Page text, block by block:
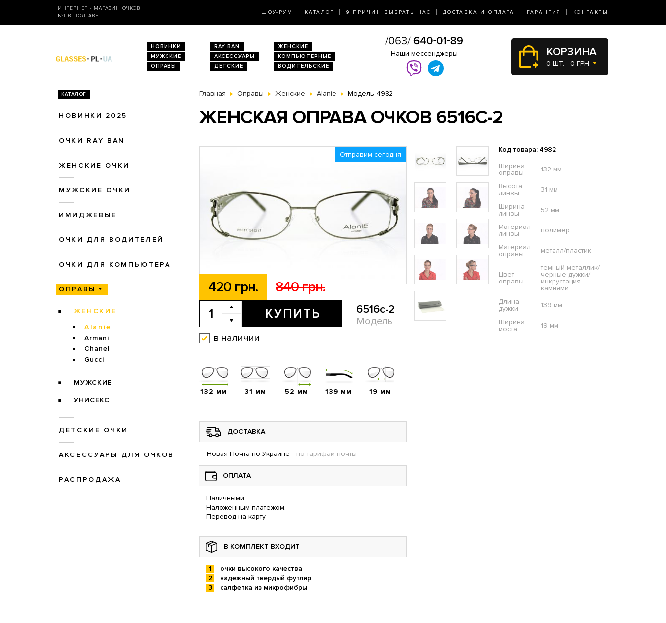
ИНТЕРНЕТ - МАГАЗИН ОЧКОВ
№1 В ПОЛТАВЕ
ШОУ-РУМ КАТАЛОГ 9 ПРИЧИН ВЫБРАТЬ НАС ДОСТАВКА И ОПЛАТА ГАРАНТИЯ КОНТАКТЫ
НОВИНКИ RAY BAN
ЖЕНСКИЕ
МУЖСКИЕ
АКСЕССУАРЫ
КОМПЬЮТЕРНЫЕ
ОПРАВЫ
ДЕТСКИЕ ВОДИТЕЛЬСКИЕ
Наши мессенджеры КОРЗИНА
0 ШТ. - 0 ГРН.
КАТАЛОГ
НОВИНКИ 2025
ОЧКИ RAY BAN
ЖЕНСКИЕ ОЧКИ
МУЖСКИЕ ОЧКИ
ИМИДЖЕВЫЕ
ОЧКИ ДЛЯ ВОДИТЕЛЕЙ
ОЧКИ ДЛЯ КОМПЬЮТЕРА
ОПРАВЫ
ЖЕНСКИЕ
Alanie
Armani
Chanel
Gucci
МУЖСКИЕ
УНИСЕКС
ДЕТСКИЕ ОЧКИ
АКСЕССУАРЫ ДЛЯ ОЧКОВ
РАСПРОДАЖА
Главная Оправы Женские Alanie Модель 4982
ЖЕНСКАЯ ОПРАВА ОЧКОВ 6516C-2
Отправим сегодня
420 грн. 840 грн.
КУПИТЬ 6516c-2
Модель
в наличии
Код товара: 4982
Ширина
оправы
132 мм
Высота
линзы
31 мм
Ширина
линзы
52 мм
Материал
линзы
полимер
Материал
оправы
металл/пластик
Цвет
оправы
темный металлик/
черные дужки/
инкрустация
камнями
Длина
дужки
139 мм
Ширина
моста
19 мм
132 мм 31 мм 52 мм 139 мм 19 мм
ДОСТАВКА
Новая Почта по Украине по тарифам почты
ОПЛАТА
Наличными,
Наложенным платежом,
Перевод на карту
В КОМПЛЕКТ ВХОДИТ
очки высокого качества
надежный твердый футляр
салфетка из микрофибры